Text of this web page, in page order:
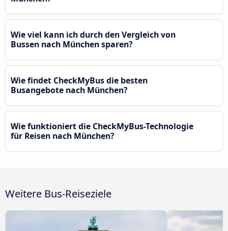
Wie viel kann ich durch den Vergleich von
Bussen nach München sparen?
Wie findet CheckMyBus die besten
Busangebote nach München?
Wie funktioniert die CheckMyBus-Technologie
für Reisen nach München?
Weitere Bus-Reiseziele